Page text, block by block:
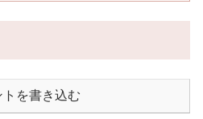
トを書き込む